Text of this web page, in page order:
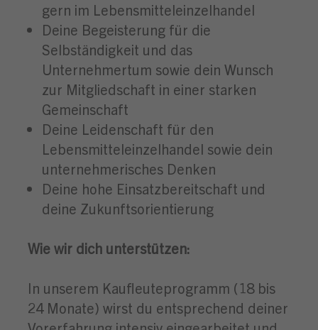
gern im Lebensmitteleinzelhandel
Deine Begeisterung für die
Selbständigkeit und das
Unternehmertum sowie dein Wunsch
zur Mitgliedschaft in einer starken
Gemeinschaft
Deine Leidenschaft für den
Lebensmitteleinzelhandel sowie dein
unternehmerisches Denken
Deine hohe Einsatzbereitschaft und
deine Zukunftsorientierung
Wie wir dich unterstützen:
In unserem Kaufleuteprogramm (18 bis
24 Monate) wirst du entsprechend deiner